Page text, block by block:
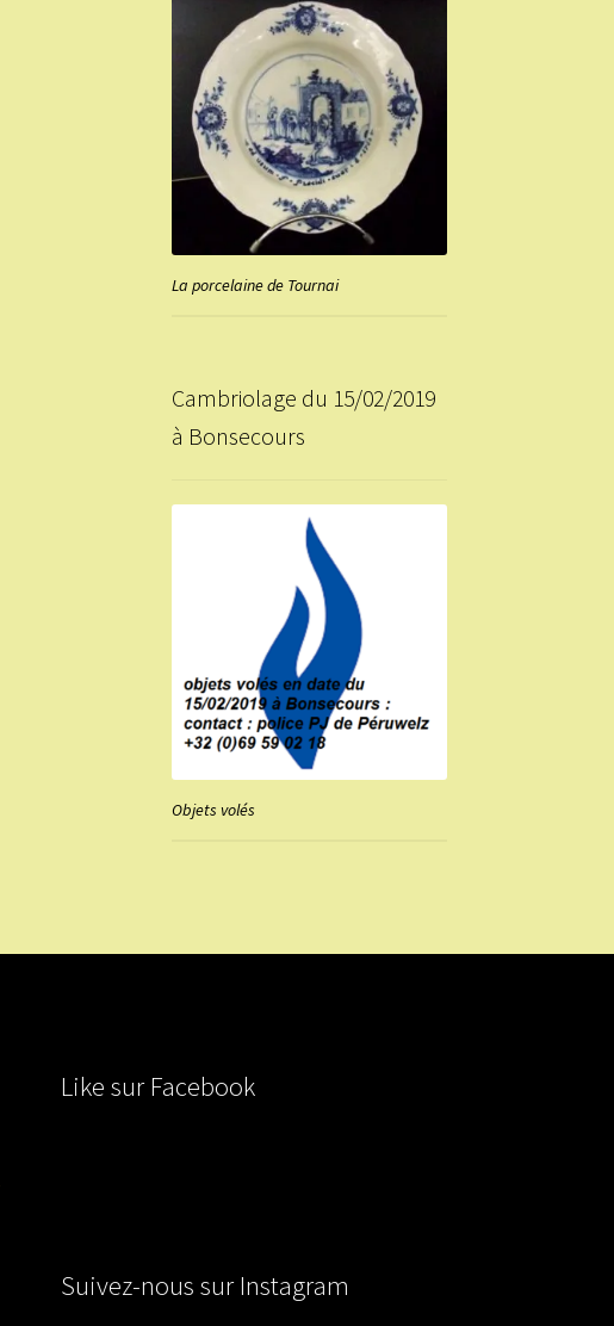
La porcelaine de Tournai
Cambriolage du 15/02/2019
à Bonsecours
Objets volés
Like sur Facebook
Suivez-nous sur Instagram